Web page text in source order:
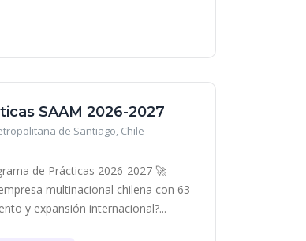
SAAM 2026-2027
de Santiago, Chile
de Prácticas 2026-2027 🚀
multinacional chilena con 63
y expansión internacional?...